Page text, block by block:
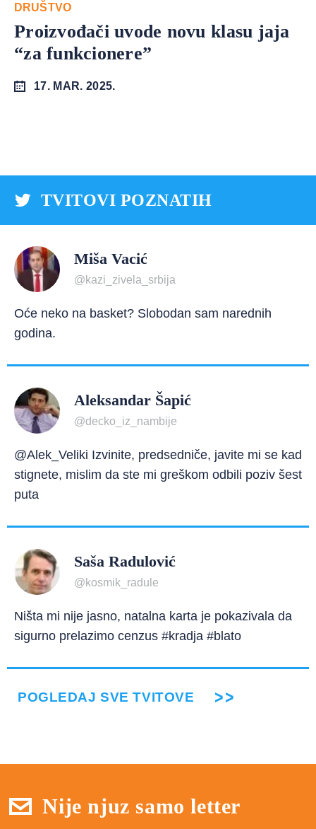
DRUŠTVO
Proizvođači uvode novu klasu jaja
“za funkcionere”
17. MAR. 2025.
TVITOVI POZNATIH
Miša Vacić
@kazi_zivela_srbija
Oće neko na basket? Slobodan sam narednih
godina.
Aleksandar Šapić
@decko_iz_nambije
@Alek_Veliki Izvinite, predsedniče, javite mi se kad
stignete, mislim da ste mi greškom odbili poziv šest
puta
Saša Radulović
@kosmik_radule
Ništa mi nije jasno, natalna karta je pokazivala da
sigurno prelazimo cenzus #kradja #blato
POGLEDAJ SVE TVITOVE
Nije njuz samo letter